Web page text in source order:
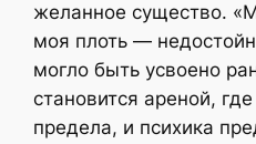
желанное существо.
моя плоть —
могло быть усвоено
становится ареной,
предела, и психика